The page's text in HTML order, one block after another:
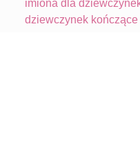
imiona dla
dziewczynek kończące